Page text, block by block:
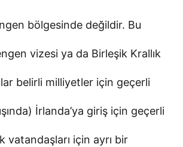
bölgesinde değildir. Bu
vizesi ya da Birleşik Krallık
belirli milliyetler için geçerli
İrlanda’ya giriş için geçerli
vatandaşları için ayrı bir